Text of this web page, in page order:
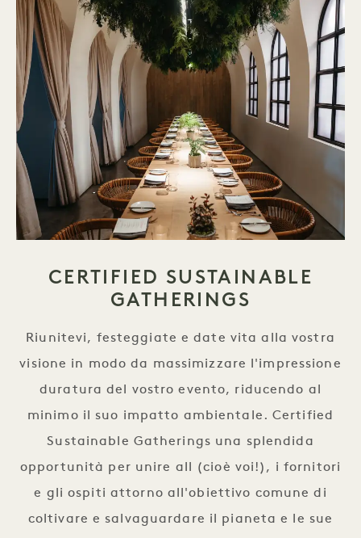
CERTIFIED SUSTAINABLE
GATHERINGS
Riunitevi, festeggiate e date vita alla vostra
visione in modo da massimizzare l'impressione
duratura del vostro evento, riducendo al
minimo il suo impatto ambientale. Certified
Sustainable Gatherings una splendida
opportunità per unire all (cioè voi!), i fornitori
e gli ospiti attorno all'obiettivo comune di
coltivare e salvaguardare il pianeta e le sue